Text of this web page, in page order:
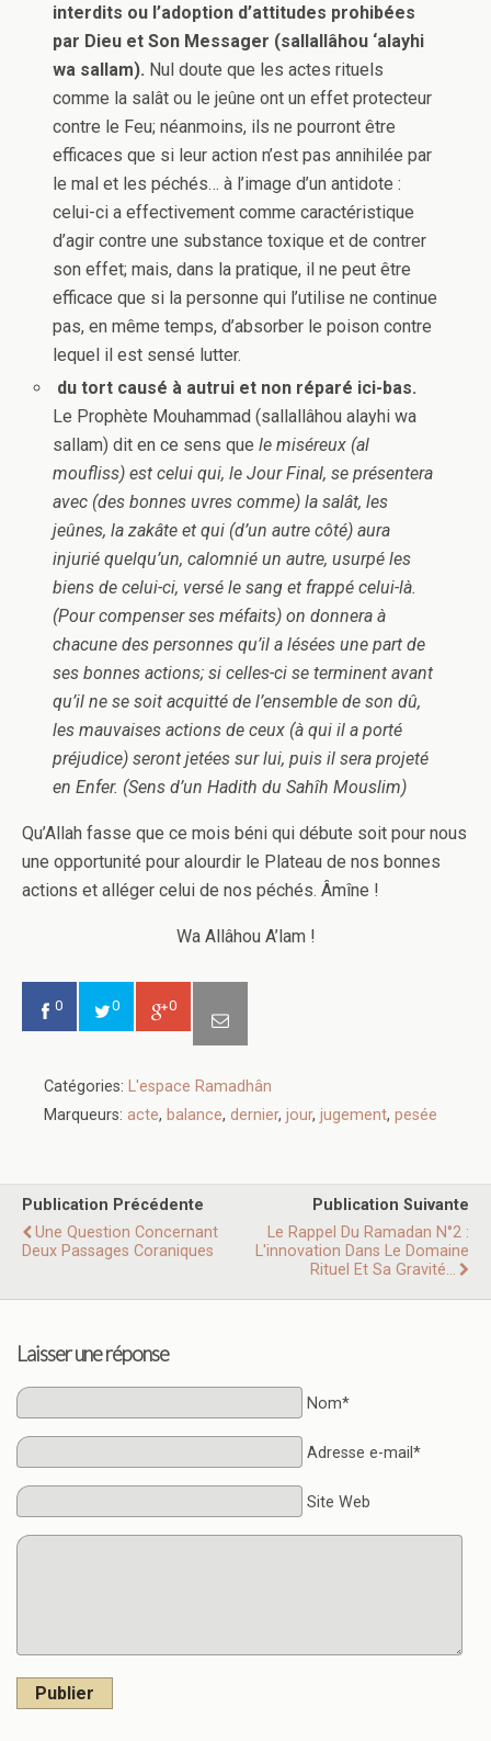
interdits ou l’adoption d’attitudes prohibées
par Dieu et Son Messager (sallallâhou ‘alayhi
wa sallam). Nul doute que les actes rituels
comme la salât ou le jeûne ont un effet protecteur
contre le Feu; néanmoins, ils ne pourront être
efficaces que si leur action n’est pas annihilée par
le mal et les péchés… à l’image d’un antidote :
celui-ci a effectivement comme caractéristique
d’agir contre une substance toxique et de contrer
son effet; mais, dans la pratique, il ne peut être
efficace que si la personne qui l’utilise ne continue
pas, en même temps, d’absorber le poison contre
lequel il est sensé lutter.
du tort causé à autrui et non réparé ici-bas.
Le Prophète Mouhammad (sallallâhou alayhi wa
sallam) dit en ce sens quele miséreux (al
moufliss) est celui qui, le Jour Final, se présentera
avec (des bonnes uvres comme) la salât, les
jeûnes, la zakâte et qui (d’un autre côté) aura
injurié quelqu’un, calomnié un autre, usurpé les
biens de celui-ci, versé le sang et frappé celui-là.
(Pour compenser ses méfaits) on donnera à
chacune des personnes qu’il a lésées une part de
ses bonnes actions; si celles-ci se terminent avant
qu’il ne se soit acquitté de l’ensemble de son dû,
les mauvaises actions de ceux (à qui il a porté
préjudice) seront jetées sur lui, puis il sera projeté
en Enfer. (Sens d’un Hadith du Sahîh Mouslim)
Qu’Allah fasse que ce mois béni qui débute soit pour nous
une opportunité pour alourdir le Plateau de nos bonnes
actions et alléger celui de nos péchés. Âmîne !
Wa Allâhou A’lam !
0 0 0
Catégories: L'espace Ramadhân
Marqueurs: acte, balance, dernier, jour, jugement, pesée
Publication Précédente
Une Question Concernant
Deux Passages Coraniques
Publication Suivante
Le Rappel Du Ramadan N°2 :
L'innovation Dans Le Domaine
Rituel Et Sa Gravité...
Laisser une réponse
Nom*
Adresse e-mail*
Site Web
Publier